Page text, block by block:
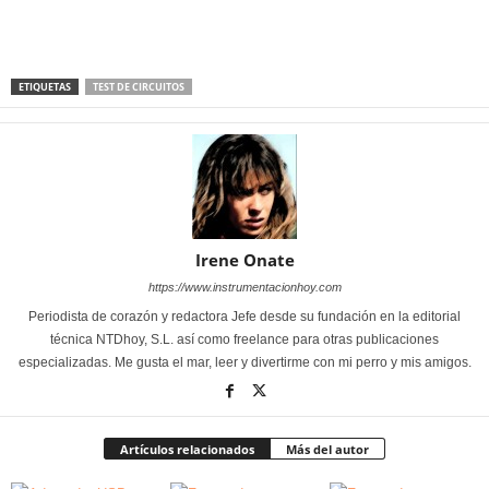
ETIQUETAS TEST DE CIRCUITOS
Irene Onate
https://www.instrumentacionhoy.com
Periodista de corazón y redactora Jefe desde su fundación en la editorial
técnica NTDhoy, S.L. así como freelance para otras publicaciones
especializadas. Me gusta el mar, leer y divertirme con mi perro y mis amigos.
Artículos relacionados Más del autor